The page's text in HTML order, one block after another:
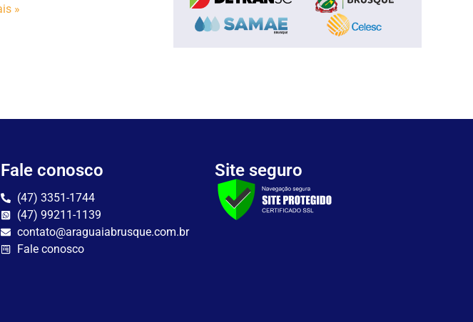
»
Fale conosco
(47) 3351-1744
(47) 99211-1139
contato@araguaiabrusque.com.br
Fale conosco
Site seguro